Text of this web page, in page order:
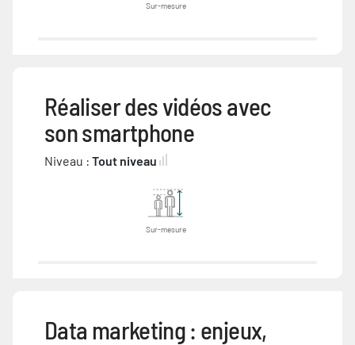
Sur-mesure
Réaliser des vidéos avec
son smartphone
Niveau : Tout niveau
Sur-mesure
Data marketing : enjeux,